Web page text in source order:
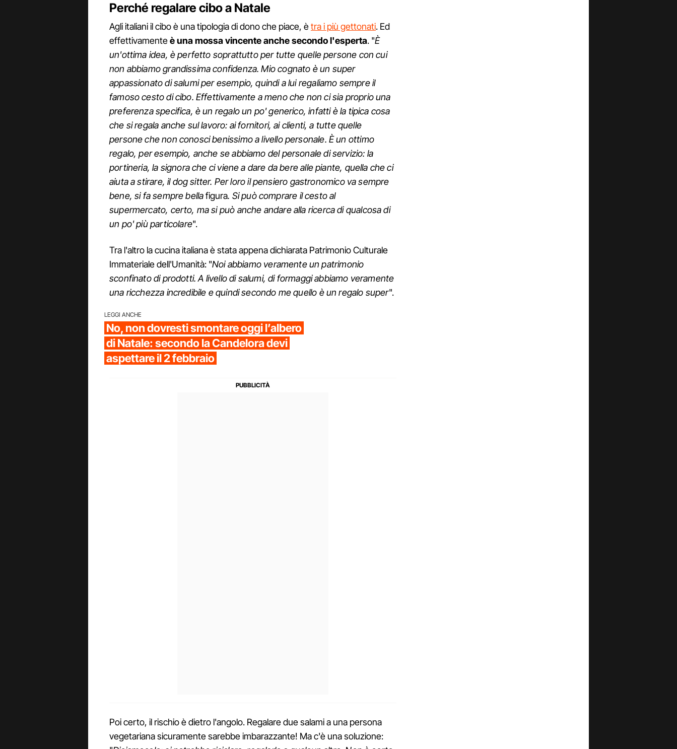
Perché regalare cibo a Natale
Agli italiani il cibo è una tipologia di dono che piace, ètra i più gettonati. Ed
effettivamenteè una mossa vincente anche secondo l'esperta. "È
un'ottima idea, è perfetto soprattutto per tutte quelle persone con cui
non abbiamo grandissima confidenza. Mio cognato è un super
appassionato di salumi per esempio, quindi a lui regaliamo sempre il
famoso cesto di cibo. Effettivamente a meno che non ci sia proprio una
preferenza specifica, è un regalo un po' generico, infatti è la tipica cosa
che si regala anche sul lavoro: ai fornitori, ai clienti, a tutte quelle
persone che non conosci benissimo a livello personale. È un ottimo
regalo, per esempio, anche se abbiamo del personale di servizio: la
portineria, la signora che ci viene a dare da bere alle piante, quella che ci
aiuta a stirare, il dog sitter. Per loro il pensiero gastronomico va sempre
bene, si fa sempre bellafigura. Si può comprare il cesto al
supermercato, certo, ma si può anche andare alla ricerca di qualcosa di
un po' più particolare".
Tra l'altro la cucina italiana è stata appena dichiarata Patrimonio Culturale
Immateriale dell'Umanità: "Noi abbiamo veramente un patrimonio
sconfinato di prodotti. A livello di salumi, di formaggi abbiamo veramente
una ricchezza incredibile e quindi secondo me quello è un regalo super".
LEGGI ANCHE
No, non dovresti smontare oggi l’albero
di Natale: secondo la Candelora devi
aspettare il 2 febbraio
Poi certo, il rischio è dietro l'angolo. Regalare due salami a una persona
vegetariana sicuramente sarebbe imbarazzante! Ma c'è una soluzione: